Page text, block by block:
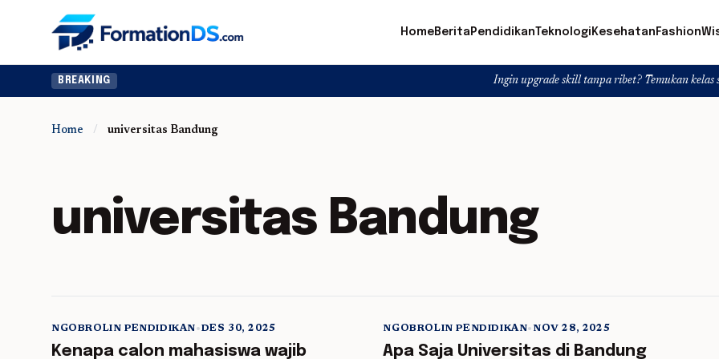
HomeBerita PendidikanTeknologi Kesehatan Fashion
BREAKING Ingin upgrade skill tanpa ribet? Temukan kelas seru dan
Home / universitas Bandung
universitas Bandung
5 min read
NGOBROLIN PENDIDIKAN•DES 30, 2025
Kenapa calon mahasiswa wajib
5 min read
NGOBROLIN PENDIDIKAN•NOV 28, 2025
Apa Saja Universitas di Bandung